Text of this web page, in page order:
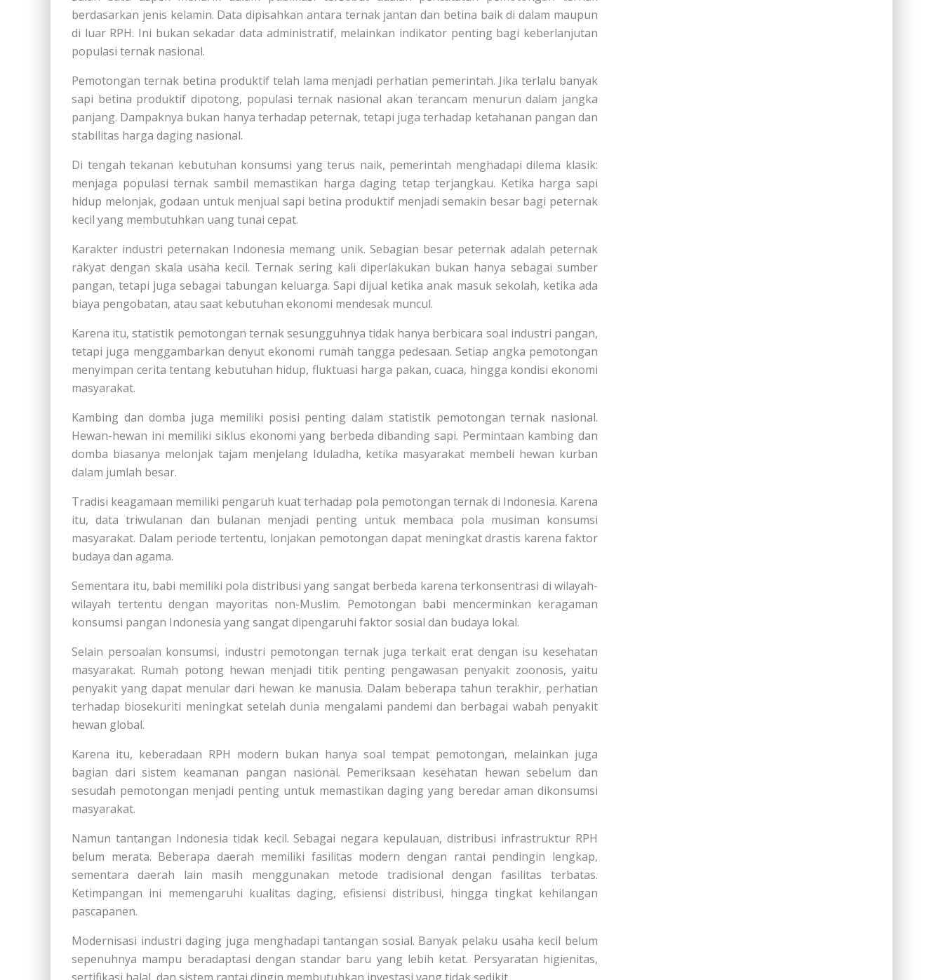
berdasarkan jenis kelamin. Data dipisahkan antara ternak jantan dan betina baik di dalam maupun
di luar RPH. Ini bukan sekadar data administratif, melainkan indikator penting bagi keberlanjutan
populasi ternak nasional.
Pemotongan ternak betina produktif telah lama menjadi perhatian pemerintah. Jika terlalu banyak
sapi betina produktif dipotong, populasi ternak nasional akan terancam menurun dalam jangka
panjang. Dampaknya bukan hanya terhadap peternak, tetapi juga terhadap ketahanan pangan dan
stabilitas harga daging nasional.
Di tengah tekanan kebutuhan konsumsi yang terus naik, pemerintah menghadapi dilema klasik:
menjaga populasi ternak sambil memastikan harga daging tetap terjangkau. Ketika harga sapi
hidup melonjak, godaan untuk menjual sapi betina produktif menjadi semakin besar bagi peternak
kecil yang membutuhkan uang tunai cepat.
Karakter industri peternakan Indonesia memang unik. Sebagian besar peternak adalah peternak
rakyat dengan skala usaha kecil. Ternak sering kali diperlakukan bukan hanya sebagai sumber
pangan, tetapi juga sebagai tabungan keluarga. Sapi dijual ketika anak masuk sekolah, ketika ada
biaya pengobatan, atau saat kebutuhan ekonomi mendesak muncul.
Karena itu, statistik pemotongan ternak sesungguhnya tidak hanya berbicara soal industri pangan,
tetapi juga menggambarkan denyut ekonomi rumah tangga pedesaan. Setiap angka pemotongan
menyimpan cerita tentang kebutuhan hidup, fluktuasi harga pakan, cuaca, hingga kondisi ekonomi
masyarakat.
Kambing dan domba juga memiliki posisi penting dalam statistik pemotongan ternak nasional.
Hewan-hewan ini memiliki siklus ekonomi yang berbeda dibanding sapi. Permintaan kambing dan
domba biasanya melonjak tajam menjelang Iduladha, ketika masyarakat membeli hewan kurban
dalam jumlah besar.
Tradisi keagamaan memiliki pengaruh kuat terhadap pola pemotongan ternak di Indonesia. Karena
itu, data triwulanan dan bulanan menjadi penting untuk membaca pola musiman konsumsi
masyarakat. Dalam periode tertentu, lonjakan pemotongan dapat meningkat drastis karena faktor
budaya dan agama.
Sementara itu, babi memiliki pola distribusi yang sangat berbeda karena terkonsentrasi di wilayah-
wilayah tertentu dengan mayoritas non-Muslim. Pemotongan babi mencerminkan keragaman
konsumsi pangan Indonesia yang sangat dipengaruhi faktor sosial dan budaya lokal.
Selain persoalan konsumsi, industri pemotongan ternak juga terkait erat dengan isu kesehatan
masyarakat. Rumah potong hewan menjadi titik penting pengawasan penyakit zoonosis, yaitu
penyakit yang dapat menular dari hewan ke manusia. Dalam beberapa tahun terakhir, perhatian
terhadap biosekuriti meningkat setelah dunia mengalami pandemi dan berbagai wabah penyakit
hewan global.
Karena itu, keberadaan RPH modern bukan hanya soal tempat pemotongan, melainkan juga
bagian dari sistem keamanan pangan nasional. Pemeriksaan kesehatan hewan sebelum dan
sesudah pemotongan menjadi penting untuk memastikan daging yang beredar aman dikonsumsi
masyarakat.
Namun tantangan Indonesia tidak kecil. Sebagai negara kepulauan, distribusi infrastruktur RPH
belum merata. Beberapa daerah memiliki fasilitas modern dengan rantai pendingin lengkap,
sementara daerah lain masih menggunakan metode tradisional dengan fasilitas terbatas.
Ketimpangan ini memengaruhi kualitas daging, efisiensi distribusi, hingga tingkat kehilangan
pascapanen.
Modernisasi industri daging juga menghadapi tantangan sosial. Banyak pelaku usaha kecil belum
sepenuhnya mampu beradaptasi dengan standar baru yang lebih ketat. Persyaratan higienitas,